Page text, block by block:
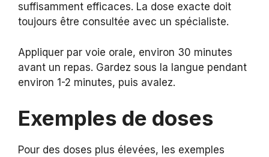
suffisamment efficaces. La dose exacte doit
toujours être consultée avec un spécialiste.
Appliquer par voie orale, environ 30 minutes
avant un repas. Gardez sous la langue pendant
environ 1-2 minutes, puis avalez.
Exemples de doses
Pour des doses plus élevées, les exemples